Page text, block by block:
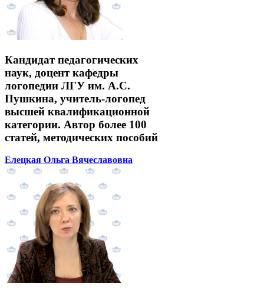
Кандидат педагогических
наук, доцент кафедры
логопедии ЛГУ им. А.С.
Пушкина, учитель-логопед
высшей квалификационной
категории. Автор более 100
статей, методических пособий
Елецкая Ольга Вячеславовна